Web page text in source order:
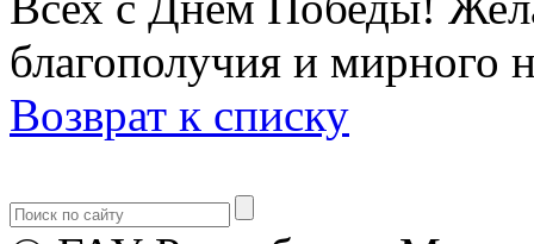
благополучия и мирного
Возврат к списку